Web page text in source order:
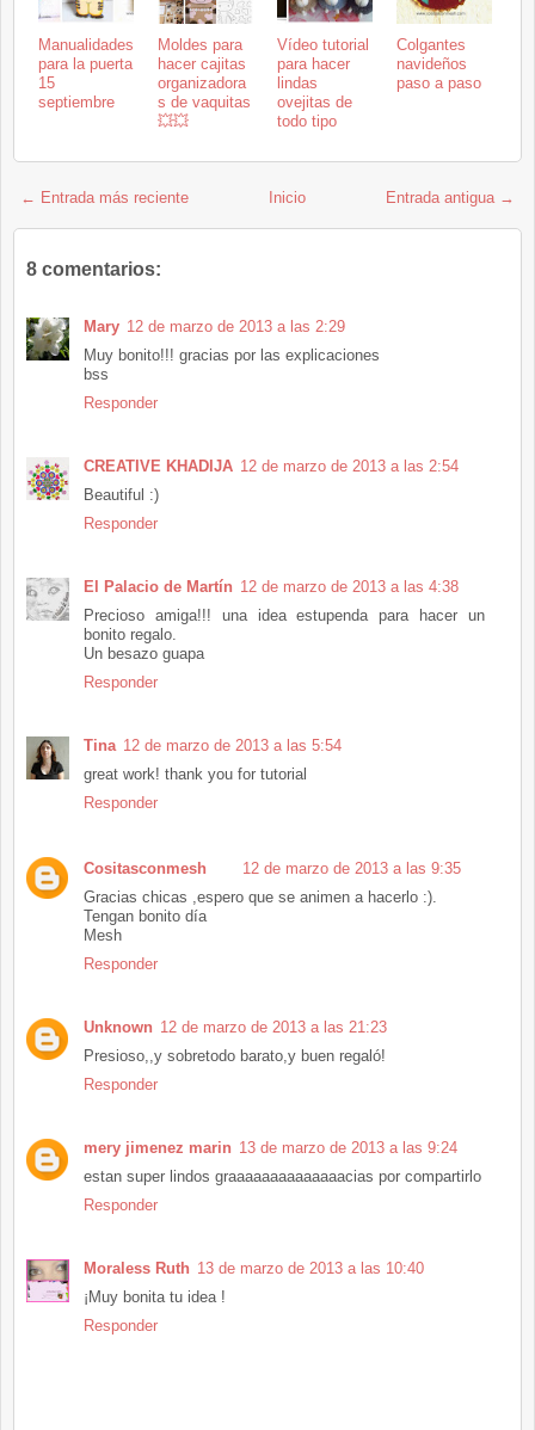
Manualidades
para la puerta
15
septiembre
Moldes para
hacer cajitas
organizadora
s de vaquitas
💥💥
Vídeo tutorial
para hacer
lindas
ovejitas de
todo tipo
Colgantes
navideños
paso a paso
← Entrada más reciente Entrada antigua →
Inicio
8 comentarios:
Mary 12 de marzo de 2013 a las 2:29
Muy bonito!!! gracias por las explicaciones
bss
Responder
CREATIVE KHADIJA 12 de marzo de 2013 a las 2:54
Beautiful :)
Responder
El Palacio de Martín 12 de marzo de 2013 a las 4:38
Precioso amiga!!! una idea estupenda para hacer un
bonito regalo.
Un besazo guapa
Responder
Tina 12 de marzo de 2013 a las 5:54
great work! thank you for tutorial
Responder
Cositasconmesh
12 de marzo de 2013 a las 9:35
Gracias chicas ,espero que se animen a hacerlo :).
Tengan bonito día
Mesh
Responder
Unknown 12 de marzo de 2013 a las 21:23
Presioso,,y sobretodo barato,y buen regaló!
Responder
mery jimenez marin 13 de marzo de 2013 a las 9:24
estan super lindos graaaaaaaaaaaaaacias por compartirlo
Responder
Moraless Ruth 13 de marzo de 2013 a las 10:40
¡Muy bonita tu idea !
Responder